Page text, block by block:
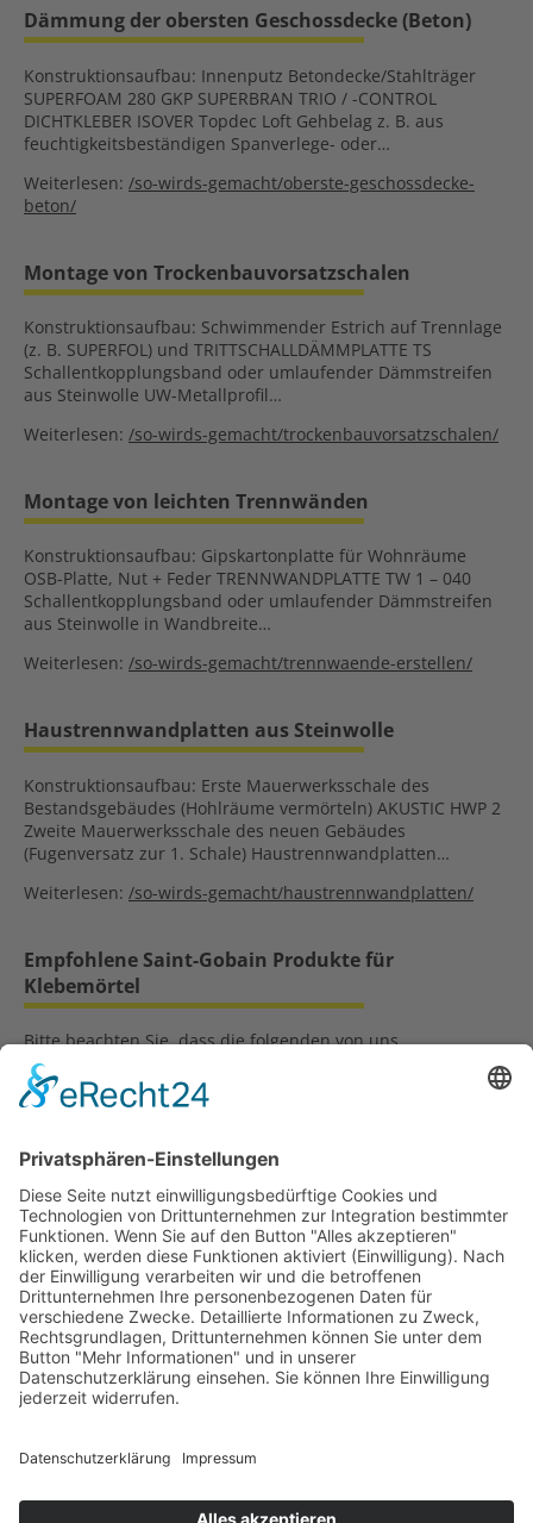
Dämmung der obersten Geschossdecke (Beton)
Konstruktionsaufbau: Innenputz Betondecke/Stahlträger
SUPERFOAM 280 GKP SUPERBRAN TRIO / -CONTROL
DICHTKLEBER ISOVER Topdec Loft Gehbelag z. B. aus
feuchtigkeitsbeständigen Spanverlege- oder…
Weiterlesen: /so-wirds-gemacht/oberste-geschossdecke-
beton/
Montage von Trockenbauvorsatzschalen
Konstruktionsaufbau: Schwimmender Estrich auf Trennlage
(z. B. SUPERFOL) und TRITTSCHALLDÄMMPLATTE TS
Schallentkopplungsband oder umlaufender Dämmstreifen
aus Steinwolle UW-Metallprofil…
Weiterlesen: /so-wirds-gemacht/trockenbauvorsatzschalen/
Montage von leichten Trennwänden
Konstruktionsaufbau: Gipskartonplatte für Wohnräume
OSB-Platte, Nut + Feder TRENNWANDPLATTE TW 1 – 040
Schallentkopplungsband oder umlaufender Dämmstreifen
aus Steinwolle in Wandbreite…
Weiterlesen: /so-wirds-gemacht/trennwaende-erstellen/
Haustrennwandplatten aus Steinwolle
Konstruktionsaufbau: Erste Mauerwerksschale des
Bestandsgebäudes (Hohlräume vermörteln) AKUSTIC HWP 2
Zweite Mauerwerksschale des neuen Gebäudes
(Fugenversatz zur 1. Schale) Haustrennwandplatten…
Weiterlesen: /so-wirds-gemacht/haustrennwandplatten/
Empfohlene Saint-Gobain Produkte für
Klebemörtel
Bitte beachten Sie, dass die folgenden von uns
empfohlenen Saint-Gobain Produkte nicht über SUPERGLASS
erhältlich sind. Weitere Informationen zu den
beschriebenen Produkten und deren Verarbeitung…
Weiterlesen:
/produkte/produkt/empfohlene-saint-gobain-
produkte-fuer-klebemoertel/
Suchergebnisse 31 bis 40 von 103
«
< 1 2 3 4 5 6 7 8 9 10 > »